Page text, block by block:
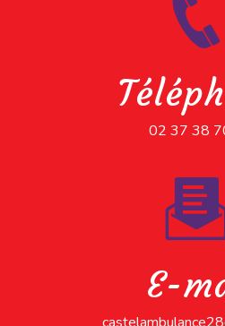
02 37 38
E-